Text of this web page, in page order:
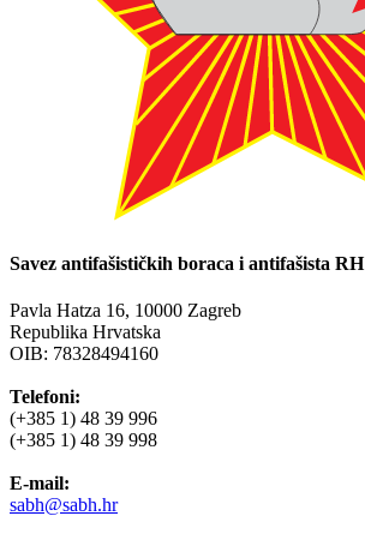
Savez antifašističkih boraca i antifašista RH
Pavla Hatza 16, 10000 Zagreb
Republika Hrvatska
OIB: 78328494160
Telefoni:
(+385 1) 48 39 996
(+385 1) 48 39 998
E-mail:
sabh@sabh.hr